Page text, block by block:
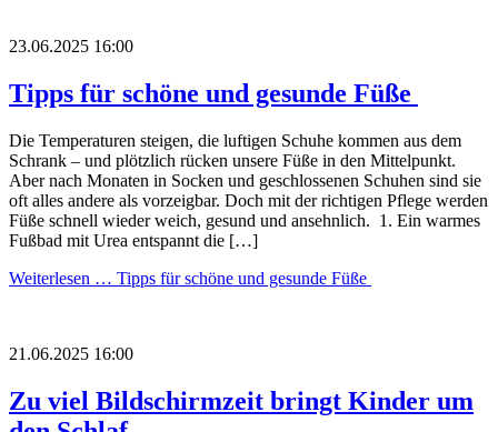
23.06.2025 16:00
Tipps für schöne und gesunde Füße
Die Temperaturen steigen, die luftigen Schuhe kommen aus dem
Schrank – und plötzlich rücken unsere Füße in den Mittelpunkt.
Aber nach Monaten in Socken und geschlossenen Schuhen sind sie
oft alles andere als vorzeigbar. Doch mit der richtigen Pflege werden
Füße schnell wieder weich, gesund und ansehnlich. 1. Ein warmes
Fußbad mit Urea entspannt die […]
Weiterlesen … Tipps für schöne und gesunde Füße
21.06.2025 16:00
Zu viel Bildschirmzeit bringt Kinder um